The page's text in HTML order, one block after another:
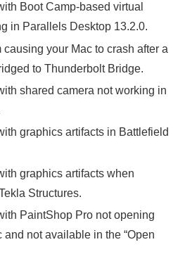
Boot Camp-based virtual
in Parallels Desktop 13.2.0.
your Mac to crash after a
to Thunderbolt Bridge.
shared camera not working in
graphics artifacts in Battlefield
graphics artifacts when
Structures.
PaintShop Pro not opening
and not available in the “Open